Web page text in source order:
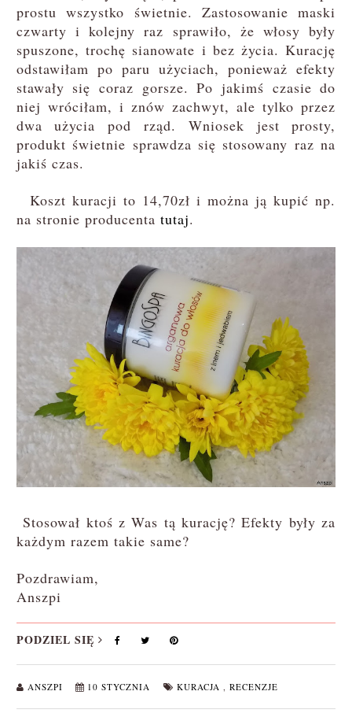
prostu wszystko świetnie. Zastosowanie maski
czwarty i kolejny raz sprawiło, że włosy były
spuszone, trochę sianowate i bez życia. Kurację
odstawiłam po paru użyciach, ponieważ efekty
stawały się coraz gorsze. Po jakimś czasie do
niej wróciłam, i znów zachwyt, ale tylko przez
dwa użycia pod rząd. Wniosek jest prosty,
produkt świetnie sprawdza się stosowany raz na
jakiś czas.
Koszt kuracji to 14,70zł i można ją kupić np.
na stronie producenta tutaj.
Stosował ktoś z Was tą kurację? Efekty były za
każdym razem takie same?
Pozdrawiam,
Anszpi
PODZIEL SIĘ
ANSZPI 10 STYCZNIA KURACJA RECENZJE